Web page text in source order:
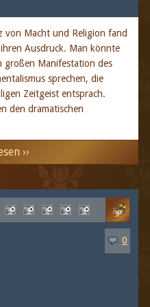
von Macht und Religion fand
Ausdruck. Man könnte
großen Manifestation des
sprechen, die
Zeitgeist entsprach.
den dramatischen
››
0